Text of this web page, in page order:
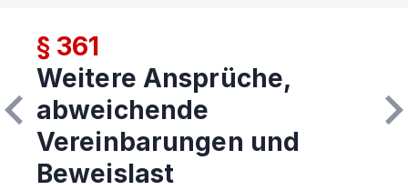
§ 361
Weitere Ansprüche,
abweichende
Vereinbarungen und
Beweislast